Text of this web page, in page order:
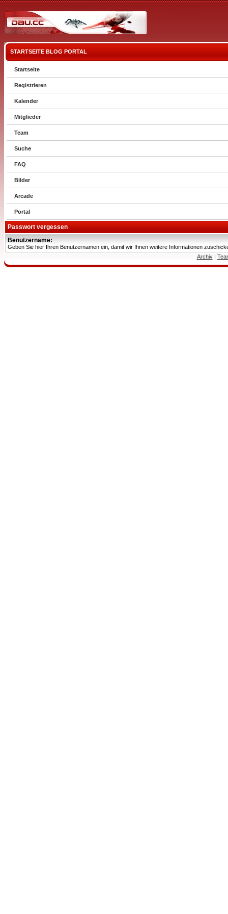
STARTSEITE BLOG PORTAL
Startseite
Registrieren
Kalender
Mitglieder
Team
Suche
FAQ
Bilder
Arcade
Portal
Passwort vergessen
Benutzername:
Geben Sie hier Ihren Benutzernamen ein, damit wir Ihnen weitere Informationen
Archiv|